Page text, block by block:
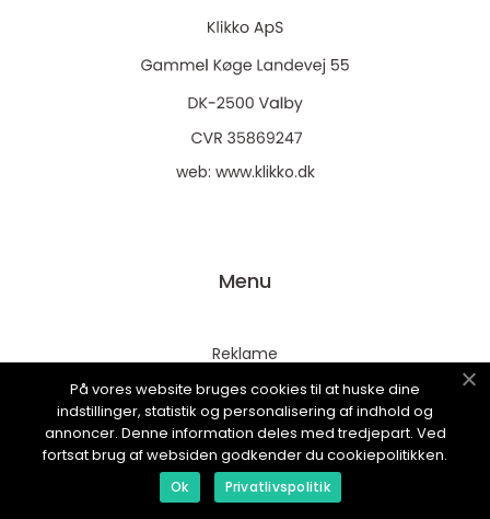
web: www.klikko.dk
Menu
Reklame
Om oss
Cookies
Kontakt Oss
Sitemap
På vores website bruges cookies til at huske dine
indstillinger, statistik og personalisering af indhold og
annoncer. Denne information deles med tredjepart. Ved
fortsat brug af websiden godkender du cookiepolitikken.
Ok Privatlivspolitik